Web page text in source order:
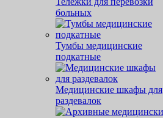
больных
Тумбы медицинские
подкатные
Медицинские шкафы для
раздевалок